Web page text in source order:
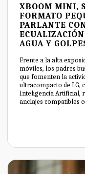
XBOOM MINI,
FORMATO
PARLANTE
AGUA Y
Frente a la alta
móviles, los padres
que fomenten la
ultracompacto de LG,
Inteligencia Artificial,
anclajes compatibles